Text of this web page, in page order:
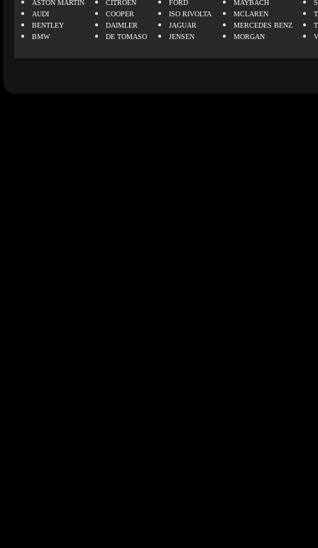
ASTON MARTIN
AUDI
BENTLEY
BMW
CITROEN
COOPER
DAIMLER
DE TOMASO
FORD
ISO RIVOLTA
JAGUAR
JENSEN
MAYBACH
MCLAREN
MERCEDES BENZ
MORGAN